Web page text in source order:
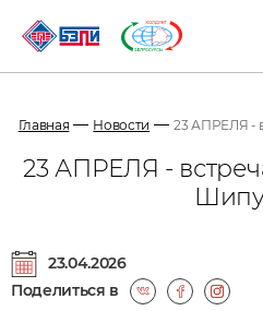
Главная Новости 23 АПРЕЛЯ -
23 АПРЕЛЯ -
23.04.2026
Поделиться в